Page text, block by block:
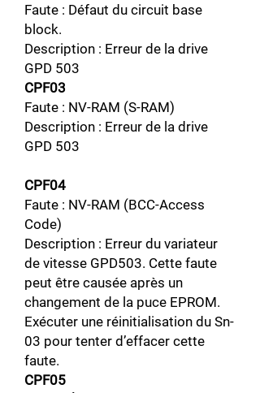
Faute : Défaut du circuit base
block.
Description : Erreur de la drive
GPD 503
CPF03
Faute : NV-RAM (S-RAM)
Description : Erreur de la drive
GPD 503
CPF04
Faute : NV-RAM (BCC-Access
Code)
Description : Erreur du variateur
de vitesse GPD503. Cette faute
peut être causée après un
changement de la puce EPROM.
Exécuter une réinitialisation du Sn-
03 pour tenter d’effacer cette
faute.
CPF05